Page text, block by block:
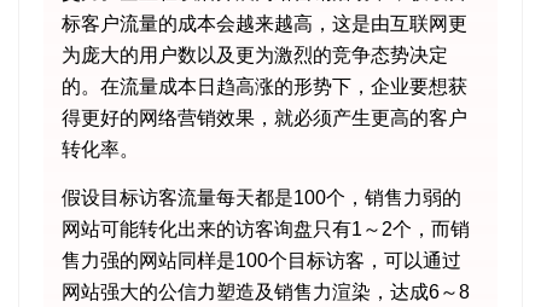
标客户流量的成本会越来越高，这是由互联网更
为庞大的用户数以及更为激烈的竞争态势决定
的。在流量成本日趋高涨的形势下，企业要想获
得更好的网络营销效果，就必须产生更高的客户
转化率。
假设目标访客流量每天都是100个，销售力弱的
网站可能转化出来的访客询盘只有1～2个，而销
售力强的网站同样是100个目标访客，可以通过
网站强大的公信力塑造及销售力渲染，达成6～8